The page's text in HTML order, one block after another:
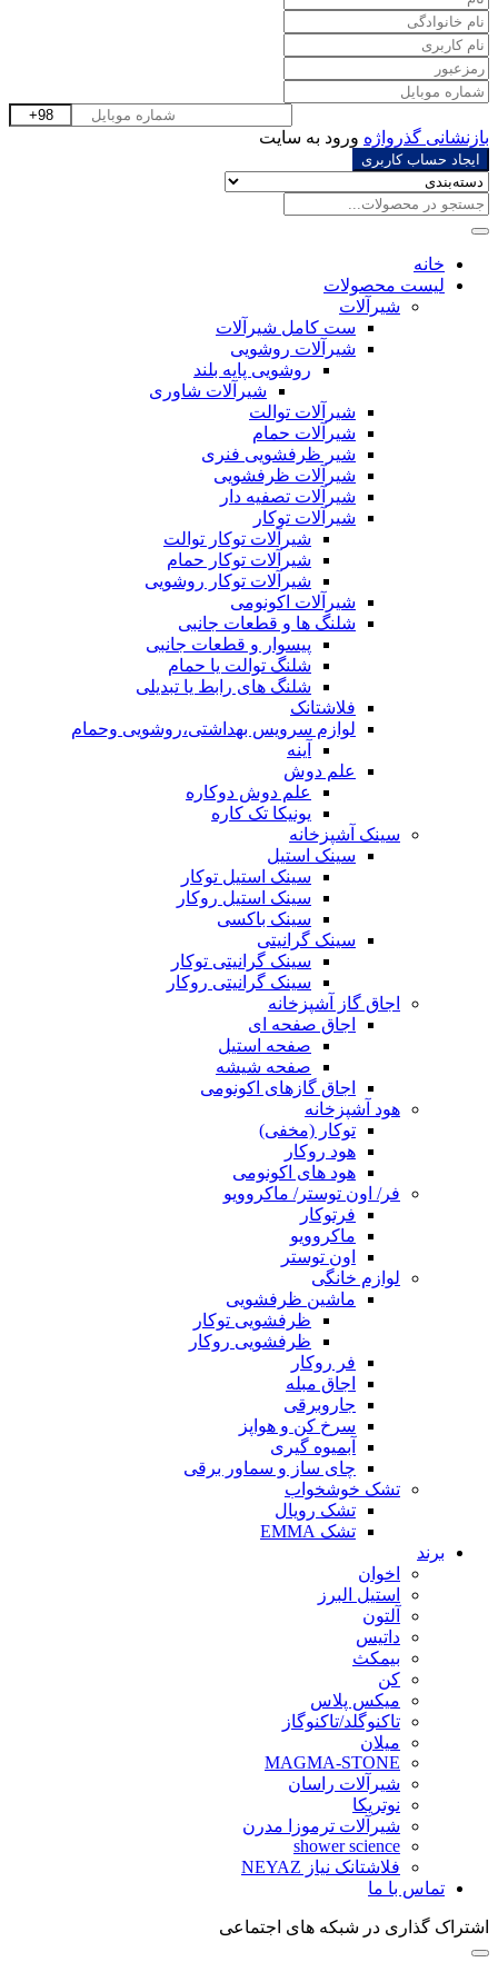
بازنشانی گذرواژه ورود به سایت
ایجاد حساب کاربری
خانه
لیست محصولات
شیرآلات
ست کامل شیرآلات
شیرآلات روشویی
روشویی پایه بلند
شیرآلات شاوری
شیرآلات توالت
شیرآلات حمام
شیر ظرفشویی فنری
شیرآلات ظرفشویی
شیرآلات تصفیه دار
شیرآلات توکار
شیرآلات توکار توالت
شیرآلات توکار حمام
شیرآلات توکار روشویی
شیرآلات اکونومی
شلنگ ها و قطعات جانبی
پیسوار و قطعات جانبی
شلنگ توالت یا حمام
شلنگ های رابط یا تبدیلی
فلاشتانک
لوازم سرویس بهداشتی،روشویی وحمام
آینه
علم دوش
علم دوش دوکاره
یونیکا تک کاره
سینک آشپزخانه
سینک استیل
سینک استیل توکار
سینک استیل روکار
سینک باکسی
سینک گرانیتی
سینک گرانیتی توکار
سینک گرانیتی روکار
اجاق گاز آشپزخانه
اجاق صفحه ای
صفحه استیل
صفحه شیشه
اجاق گازهای اکونومی
هود آشپزخانه
توکار (مخفی)
هود روکار
هود های اکونومی
فر/ اون توستر/ ماکروویو
فرتوکار
ماکروویو
اون توستر
لوازم خانگی
ماشین ظرفشویی
ظرفشویی توکار
ظرفشویی روکار
فر روکار
اجاق مبله
جاروبرقی
سرخ کن و هواپز
آبمیوه گیری
چای ساز و سماور برقی
تشک خوشخواب
تشک رویال
تشک EMMA
برند
اخوان
استیل البرز
آلتون
داتیس
بیمکث
کن
میکس پلاس
تاکنوگلد/تاکنوگاز
میلان
MAGMA-STONE
شیرآلات راسان
نوتریکا
شیرآلات ترموزا مدرن
shower science
فلاشتانک نیاز NEYAZ
تماس با ما
اشتراک گذاری در شبکه های اجتماعی